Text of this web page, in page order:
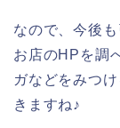
なので、今後
お店のHPを調
ガなどをみつ
きますね♪